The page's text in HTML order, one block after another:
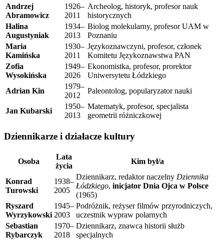
Andrzej
Abramowicz
1926–
2011
Archeolog, historyk, profesor nauk
historycznych
Halina
Augustyniak
1934–
2013
Biolog molekularny, profesor UAM w
Poznaniu
Maria
Kamińska
1930–
2011
Językoznawczyni, profesor, członek
Komitetu Językoznawstwa PAN
Zofia
Wysokińska
1949–
2026
Ekonomistka, profesor, prorektor
Uniwersytetu Łódzkiego
Adrian Kin
1979–
2012
Paleontolog, popularyzator nauki
Jan Kubarski
1950–
2013
Matematyk, profesor, specjalista
geometrii różniczkowej
Dziennikarze i działacze kultury
Osoba
Lata
życia
Kim był/a
Konrad
Turowski
1938–
2005
Dziennikarz, redaktor naczelny Dziennika
Łódzkiego, inicjator Dnia Ojca w Polsce
(1965)
Ryszard
Wyrzykowski
1945–
2003
Podróżnik, reżyser filmów przyrodniczych,
uczestnik wypraw polarnych
Sebastian
Rybarczyk
1970–
2018
Dziennikarz, znawca historii służb
specjalnych